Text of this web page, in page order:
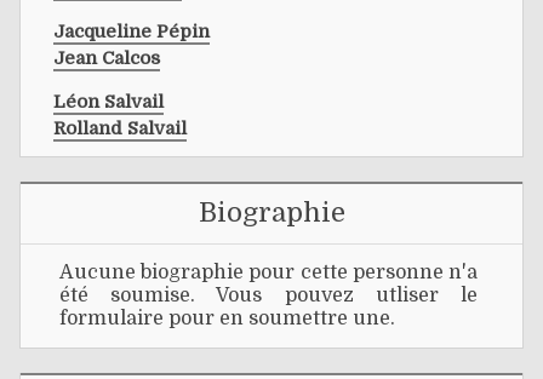
Jacqueline Pépin
Jean Calcos
Léon Salvail
Rolland Salvail
Biographie
Aucune biographie pour cette personne n'a
été soumise. Vous pouvez utliser le
formulaire pour en soumettre une.